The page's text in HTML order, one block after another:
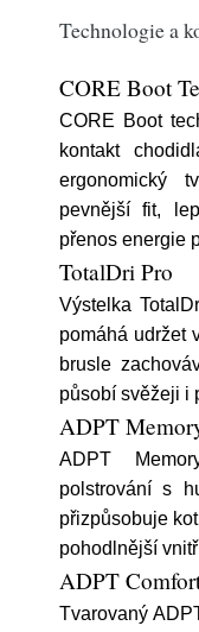
Technologie a
CORE Boot
CORE Boot
kontakt
ergonomický
pevnější fit,
přenos energie
TotalDri Pro
Výstelka
pomáhá udržet
brusle
působí svěžeji i
ADPT
ADPT
polstrování s
přizpůsobuje
pohodlnější
ADPT
Tvarovaný